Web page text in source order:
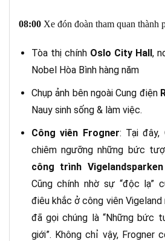
08:00 Xe đón đoàn tham quan thành
Tòa thị chính Oslo City Hall ,
Nobel Hòa Bình hàng năm
Chụp ảnh bên ngoài Cung điện
Nauy sinh sống & làm việc.
Công viên Frogner: Tại đây,
chiêm ngưỡng những bức
công trình Vigelandsparken
Cũng chính nhờ sự “độc lạ”
điêu khắc ở công viên
đã gọi chúng là “Những bức
giới”. Không chỉ vậy, Frogner